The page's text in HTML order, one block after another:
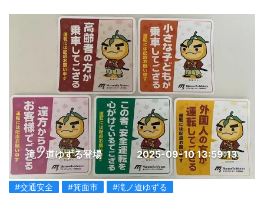
滝ノ道ゆずる登場 2025-09-10 13:59:13
#交通安全 #箕面市 #滝ノ道ゆずる